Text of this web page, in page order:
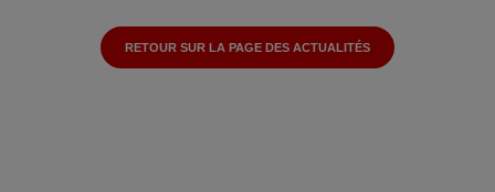
RETOUR SUR LA PAGE DES ACTUALITÉS